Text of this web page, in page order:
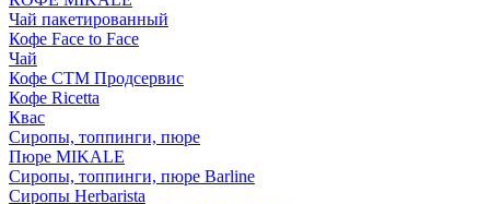
Чай пакетированный
Кофе Face to Face
Чай
Кофе СТМ Продсервис
Кофе Ricetta
Квас
Сиропы, топпинги, пюре
Пюре MIKALE
Сиропы, топпинги, пюре Barline
Сиропы Herbarista